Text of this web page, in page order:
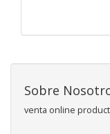
Sobre
venta online